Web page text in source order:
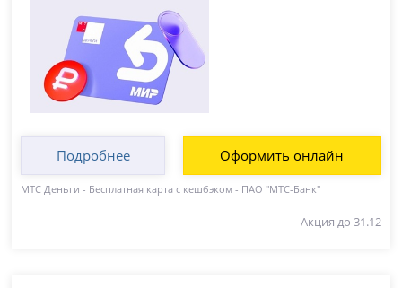
Подробнее Оформить онлайн
МТС Деньги - Бесплатная карта с кешбэком - ПАО "МТС-Банк"
Акция до 31.12